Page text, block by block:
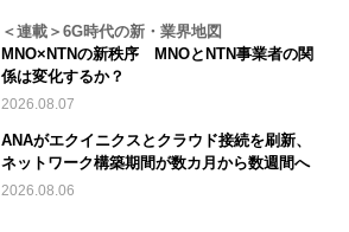
＜連載＞6G時代の新・業界地図
MNO×NTNの新秩序 MNOとNTN事業者の関
係は変化するか？
2026.08.07
ANAがエクイニクスとクラウド接続を刷新、
ネットワーク構築期間が数カ月から数週間へ
2026.08.06